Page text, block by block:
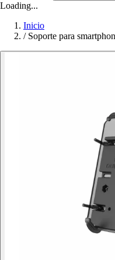
Loading...
Inicio
/ Soporte para